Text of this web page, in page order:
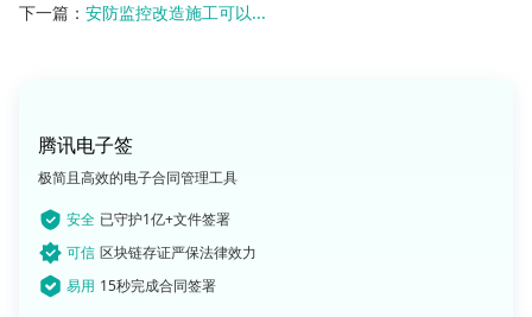
下一篇： 安防监控改造施工可以...
腾讯电子签
极简且高效的电子合同管理工具
安全 已守护1亿+文件签署
可信 区块链存证严保法律效力
易用 15秒完成合同签署